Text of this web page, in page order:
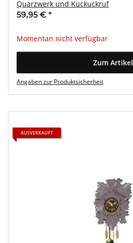
Quarzwerk und Kuckuckruf
59,95 € *
Momentan nicht verfügbar
Zum Artikel
Angaben zur Produktsicherheit
AUSVERKAUFT